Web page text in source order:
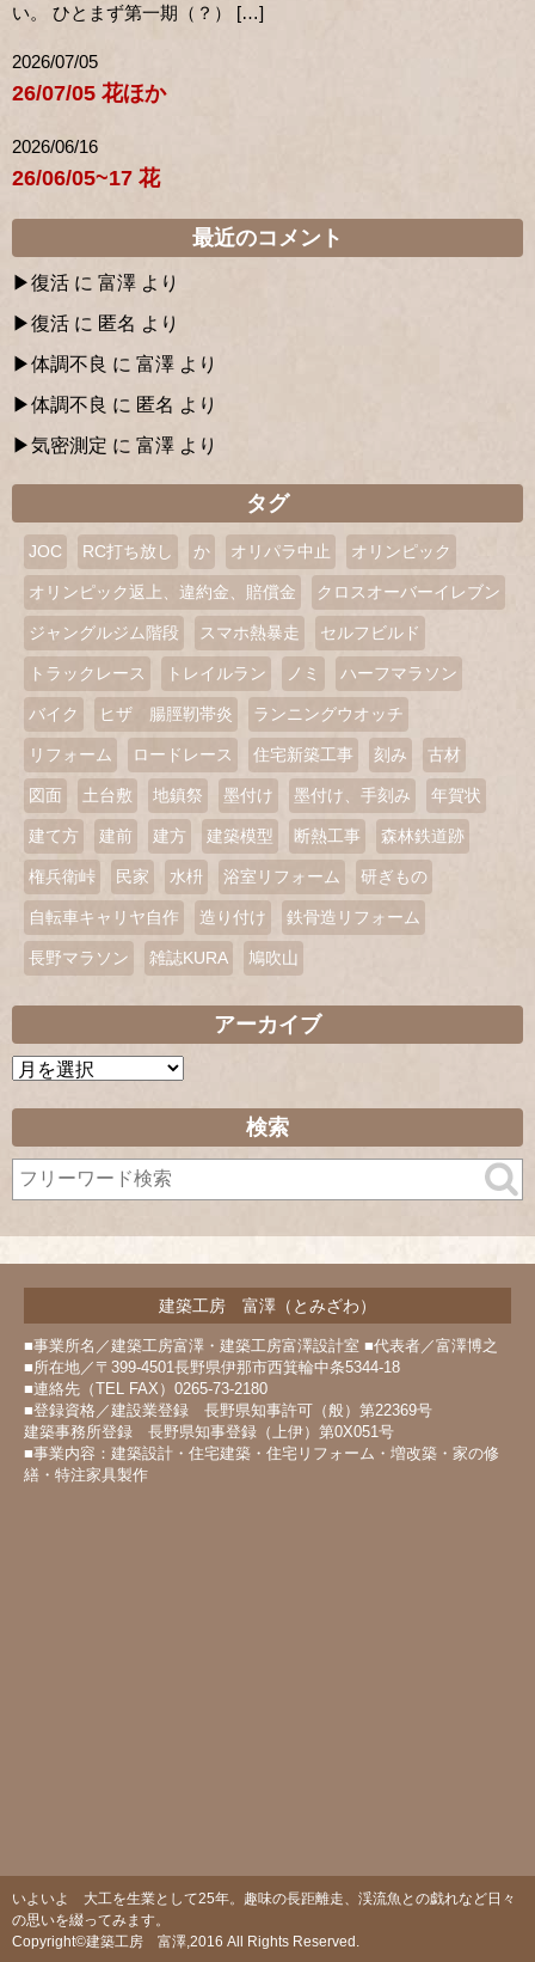
い。 ひとまず第一期（？） […]
2026/07/05
26/07/05 花ほか
2026/06/16
26/06/05~17 花
最近のコメント
復活 に 富澤 より
復活 に 匿名 より
体調不良 に 富澤 より
体調不良 に 匿名 より
気密測定 に 富澤 より
タグ
JOC RC打ち放し か オリパラ中止 オリンピック
オリンピック返上、違約金、賠償金 クロスオーバーイレブン
ジャングルジム階段 スマホ熱暴走 セルフビルド
トラックレース トレイルラン ノミ ハーフマラソン
バイク ヒザ 腸脛靭帯炎 ランニングウオッチ
リフォーム ロードレース 住宅新築工事 刻み 古材
図面 土台敷 地鎮祭 墨付け 墨付け、手刻み 年賀状
建て方 建前 建方 建築模型 断熱工事 森林鉄道跡
権兵衛峠 民家 水枡 浴室リフォーム 研ぎもの
自転車キャリヤ自作 造り付け 鉄骨造リフォーム
長野マラソン 雑誌KURA 鳩吹山
アーカイブ
ア
イ
ブ
検索
建築工房 富澤（とみざわ）
■事業所名／建築工房富澤・建築工房富澤設計室 ■代表者／富澤博之
■所在地／〒399-4501長野県伊那市西箕輪中条5344-18
■連絡先（TEL FAX）0265-73-2180
■登録資格／建設業登録 長野県知事許可（般）第22369号
建築事務所登録 長野県知事登録（上伊）第0X051号
■事業内容：建築設計・住宅建築・住宅リフォーム・増改築・家の修
繕・特注家具製作
いよいよ 大工を生業として25年。趣味の長距離走、渓流魚との戯れなど日々
の思いを綴ってみます。
Copyright©建築工房 富澤,2016 All Rights Reserved.